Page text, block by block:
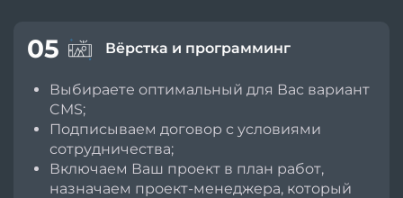
05 Вёрстка и программинг
Выбираете оптимальный для Вас вариант
CMS;
Подписываем договор с условиями
сотрудничества;
Включаем Ваш проект в план работ,
назначаем проект-менеджера, который